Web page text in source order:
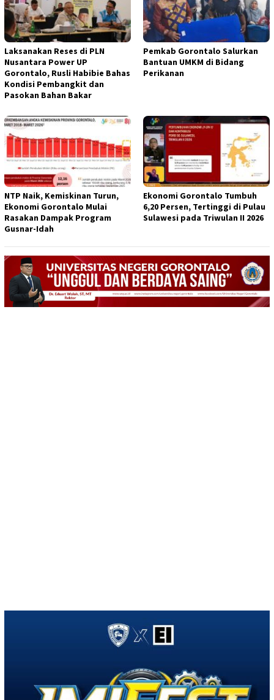
Laksanakan Reses di PLN
Nusantara Power UP
Gorontalo, Rusli Habibie Bahas
Kondisi Pembangkit dan
Pasokan Bahan Bakar
Pemkab Gorontalo Salurkan
Bantuan UMKM di Bidang
Perikanan
NTP Naik, Kemiskinan Turun,
Ekonomi Gorontalo Mulai
Rasakan Dampak Program
Gusnar-Idah
Ekonomi Gorontalo Tumbuh
6,20 Persen, Tertinggi di Pulau
Sulawesi pada Triwulan II 2026